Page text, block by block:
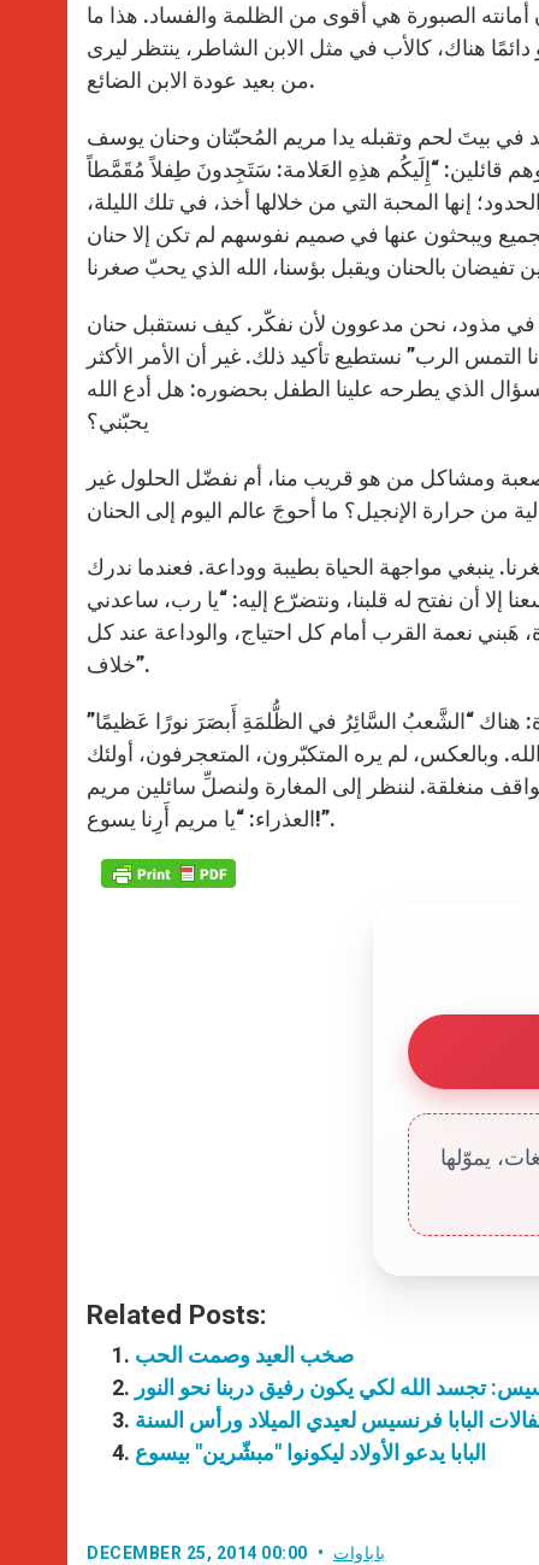
أمانته الصبورة هي أقوى من الظلمة والفساد. هذا ما
هناك، كالأب في مثل الابن الشاطر، ينتظر ليرى
من بعيد عودة الابن الضائع.
في بيتَ لحم وتقبله يدا مريم المُحبّتان وحنان يوسف
قائلين: “إِلَيكُم هذِهِ العَلامة: سَتَجِدونَ طِفلاً مُقَمَّطاً
إلى أقصى الحدود؛ إنها المحبة التي من خلالها أخذ، في تلك الليلة،
الجميع ويبحثون عنها في صميم نفوسهم لم تكن إلا حنان
في مذود، نحن مدعوون لأن نفكّر. كيف نستقبل حنان
التمس الرب” نستطيع تأكيد ذلك. غير أن الأمر الأكثر
الذي يطرحه علينا الطفل بحضوره: هل أدع الله
يحبّني؟
ومشاكل من هو قريب منا، أم نفضّل الحلول غير
ينبغي مواجهة الحياة بطيبة ووداعة. فعندما ندرك
أن نفتح له قلبنا، ونتضرّع إليه: “يا رب، ساعدني
نعمة القرب أمام كل احتياج، والوداعة عند كل
خلاف”.
هناك “الشَّعبُ السَّائِرُ في الظُّلمَةِ أَبصَرَ نورًا عَظيمًا”
الله. وبالعكس، لم يره المتكبّرون، المتعجرفون، أولئك
منغلقة. لننظر إلى المغارة ولنصلِّ سائلين مريم
العذراء: “يا مريم أَرِنا يسوع!”.
يموّلها
Related Posts:
صخب العيد وصمت الحب
تجسد الله لكي يكون رفيق دربنا نحو النور
البابا فرنسيس لعيدي الميلاد ورأس السنة
البابا يدعو الأولاد ليكونوا "مبشّرين" بيسوع
DECEMBER 25, 2014 00:00 باباوات